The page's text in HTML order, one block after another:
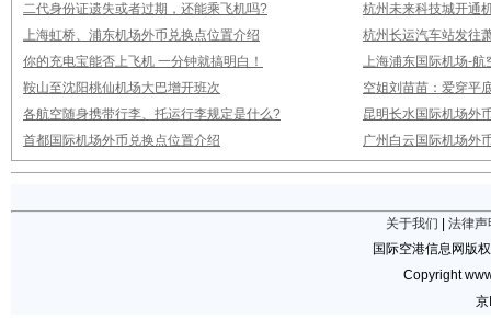
二代身份证遗失或者过期，还能乘飞机吗?
杭州未来科技城开通
上海虹桥、浦东机场外币兑换点位置介绍
杭州长运汽车站发往
你的充电宝能否上飞机 一分钟就搞明白！
上海浦东国际机场-航
鞍山至沈阳桃仙机场大巴增开班次
空姐刘苗苗：爱穿平
各航空随身携带行李、托运行李规定是什么?
昆明长水国际机场外
首都国际机场外币兑换点位置介绍
广州白云国际机场外
关于我们
法律声
国际空港信息网版
Copyright